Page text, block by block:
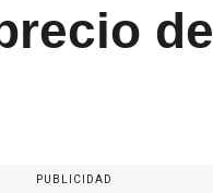
de
PUBLICIDAD